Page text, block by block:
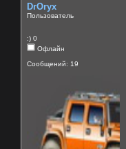
DrOryx
Пользователь
:) 0
Офлайн
Сообщений: 19